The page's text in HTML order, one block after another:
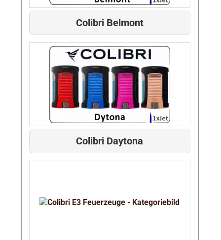
Colibri Belmont
Colibri Daytona